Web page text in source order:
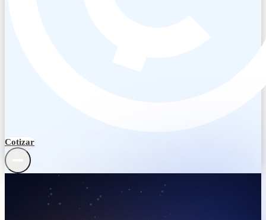
Cotizar
Remesas internacionales